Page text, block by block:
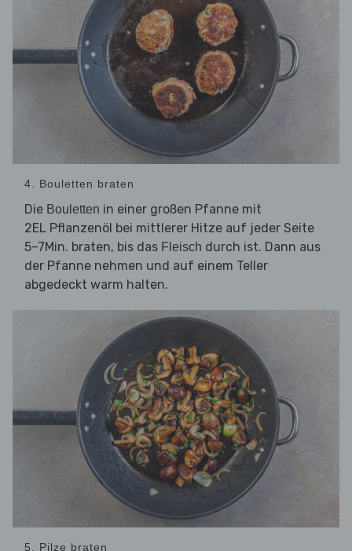
4. Bouletten braten
Die Bouletten in einer großen Pfanne mit
2EL Pflanzenöl bei mittlerer Hitze auf jeder Seite
5–7Min. braten, bis das Fleisch durch ist. Dann aus
der Pfanne nehmen und auf einem Teller
abgedeckt warm halten.
5. Pilze braten